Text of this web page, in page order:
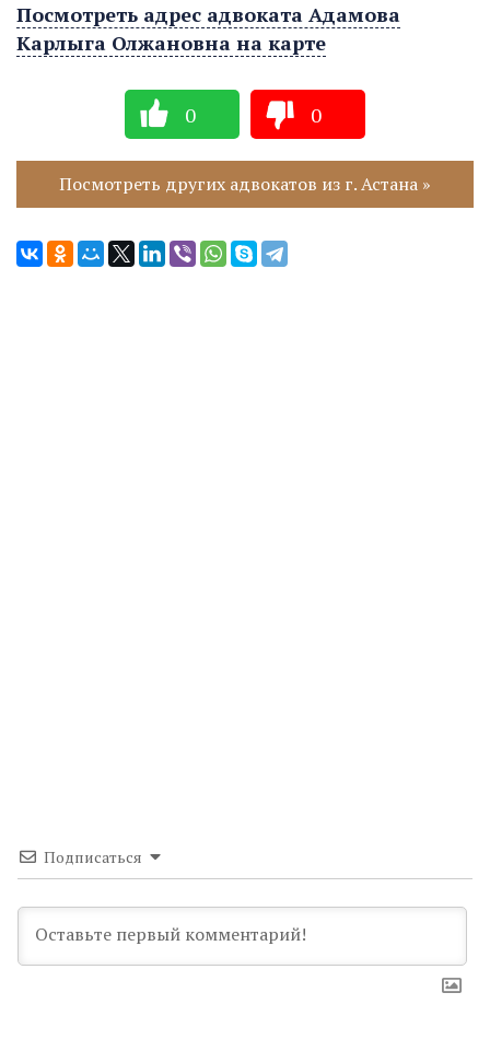
Посмотреть адрес адвоката Адамова
Карлыга Олжановна на карте
0 0
Посмотреть других адвокатов из г. Астана »
Подписаться